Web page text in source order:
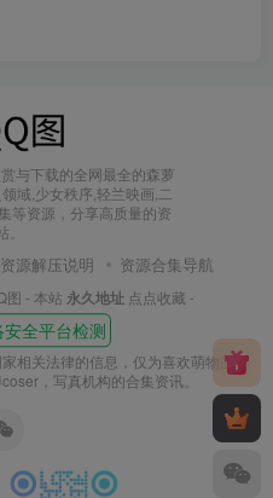
与下载的全网最全的森萝
域,少女秩序,轻兰映画,二
等资源，分享高质量的资
。
资源解压说明 资源合集导航
图 - 本站 永久地址 点点收藏 -
相关法律的信息，仅为喜欢萌物的小
，写真机构的合集资讯。